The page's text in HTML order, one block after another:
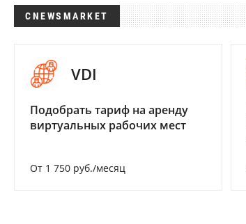
CNEWSMARKET
VDI
Подобрать тариф на аренду
виртуальных рабочих мест
От 1 750 руб./месяц